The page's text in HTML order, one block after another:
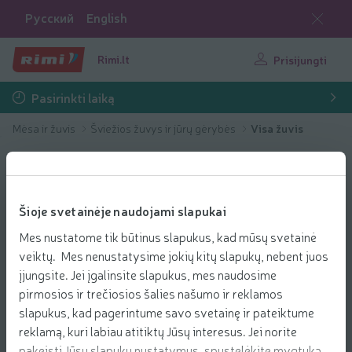
Šioje svetainėje naudojami slapukai
Mes nustatome tik būtinus slapukus, kad mūsų svetainė
veiktų. Mes nenustatysime jokių kitų slapukų, nebent juos
įjungsite. Jei įgalinsite slapukus, mes naudosime
pirmosios ir trečiosios šalies našumo ir reklamos
slapukus, kad pagerintume savo svetainę ir pateiktume
reklamą, kuri labiau atitiktų Jūsų interesus. Jei norite
Русский English
Rimi.lt Prisijungti
Pasirinkti laiką
Mėsa ir žuvis Šviežios žuvys ir jūrų gėrybės Visa žuvis